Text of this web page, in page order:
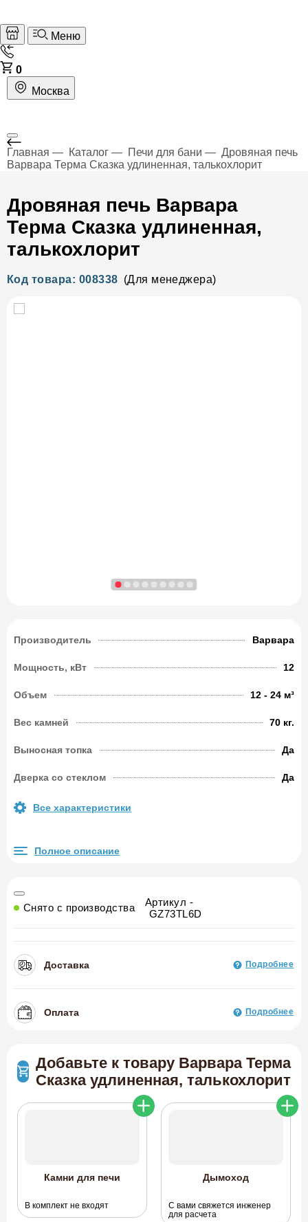
Меню
0
Москва
Главная Каталог Печи для бани
Дровяная печь
Варвара Терма Сказка удлиненная, талькохлорит
Дровяная печь Варвара
Терма Сказка удлиненная,
талькохлорит
Код товара: 008338 (Для менеджера)
Все характеристики
Производитель Варвара
Мощность, кВт 12
Объем 12 - 24 м³
Вес камней 70 кг.
Выносная топка Да
Дверка со стеклом Да
Полное описание
Снято с производства
Артикул -
GZ73TL6D
Доставка Подробнее
Оплата Подробнее
Добавьте к товару Варвара Терма
Сказка удлиненная, талькохлорит
Камни для печи
В комплект не входят
Дымоход
С вами свяжется инженер
для расчета